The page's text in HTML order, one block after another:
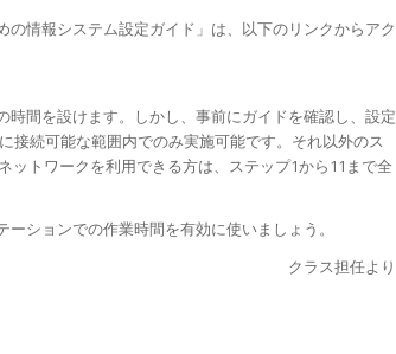
情報システム設定ガイド」は、以下のリンクからアク
間を設けます。しかし、事前にガイドを確認し、設定
接続可能な範囲内でのみ実施可能です。それ以外のス
ットワークを利用できる方は、ステップ1から11まで全
ションでの作業時間を有効に使いましょう。
クラス担任より